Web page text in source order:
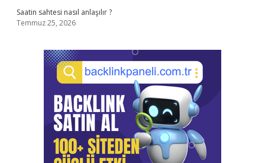
Saatin sahtesi nasıl anlaşılır ?
Temmuz 25, 2026